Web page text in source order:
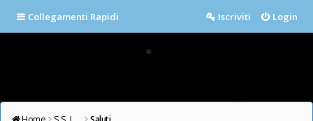
Collegamenti Rapidi Login
Iscriviti